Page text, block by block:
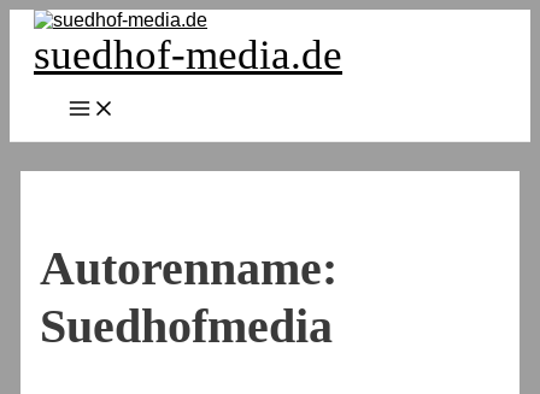
Zum
springen
suedhof-media.de
Main
Autorenname:
Suedhofmedia